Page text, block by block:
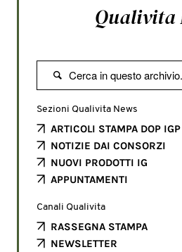
Qualivita

Sezioni Qualivita News
ARTICOLI STAMPA DOP IGP
NOTIZIE DAI CONSORZI
NUOVI PRODOTTI IG
APPUNTAMENTI
Canali Qualivita
RASSEGNA STAMPA
NEWSLETTER